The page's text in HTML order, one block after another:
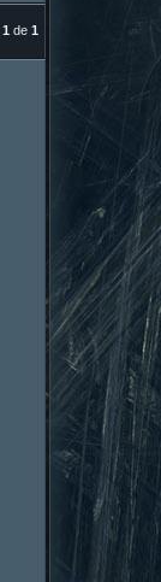
1 de 1